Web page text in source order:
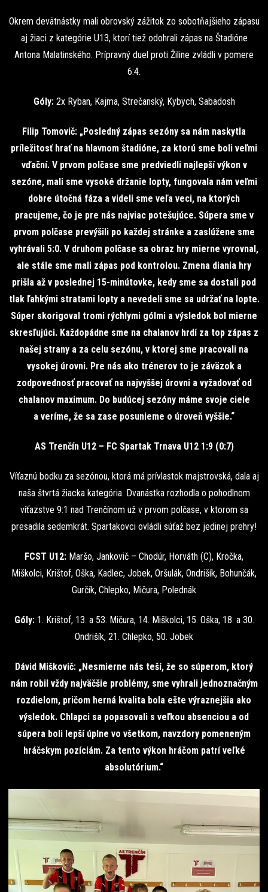
Okrem devätnástky mali obrovský zážitok zo sobotňajšieho zápasu
aj žiaci z kategórie U13, ktorí tiež odohrali zápas na Štadióne
Antona Malatinského. Prípravný duel proti Žiline zvládli v pomere
6:4.
Góly: 2x Ryban, Kajma, Strečanský, Kybych, Sabadosh
Filip Tomovič: „Posledný zápas sezóny sa nám naskytla
príležitosť hrať na hlavnom štadióne, za ktorú sme boli veľmi
vďační. V prvom polčase sme predviedli najlepší výkon v
sezóne, mali sme vysoké držanie lopty, fungovala nám veľmi
dobre útočná fáza a videli sme veľa veci, na ktorých
pracujeme, čo je pre nás najviac potešujúce. Súpera sme v
prvom polčase prevýšili po každej stránke a zaslúžene sme
vyhrávali 5:0. V druhom polčase sa obraz hry mierne vyrovnal,
ale stále sme mali zápas pod kontrolou. Zmena diania hry
prišla až v poslednej 15-minútovke, kedy sme sa dostali pod
tlak ľahkými stratami lopty a nevedeli sme sa udržať na lopte.
Súper skorigoval tromi rýchlymi gólmi a výsledok bol mierne
skresľujúci. Každopádne sme na chalanov hrdí za top zápas z
našej strany a za celu sezónu, v ktorej sme pracovali na
vysokej úrovni. Pre nás ako trénerov to je záväzok a
zodpovednosť pracovať na najvyššej úrovni a vyžadovať od
chalanov maximum. Do budúcej sezóny máme svoje ciele
a veríme, že sa zase posunieme o úroveň vyššie.“
AS Trenčín U12 – FC Spartak Trnava U12 1:9 (0:7)
Víťaznú bodku za sezónou, ktorá má prívlastok majstrovská, dala aj
naša štvrtá žiacka kategória. Dvanástka rozhodla o pohodlnom
víťazstve 9:1 nad Trenčínom už v prvom polčase, v ktorom sa
presadila sedemkrát. Spartakovci ovládli súťaž bez jedinej prehry!
FCST U12: Maršo, Jankovič – Chodúr, Horváth (C), Kročka,
Miškolci, Krištof, Oška, Kadlec, Jobek, Oršulák, Ondrišík, Bohunčák,
Gurčík, Chlepko, Mičura, Polednák
Góly: 1. Krištof, 13. a 53. Mičura, 14. Miškolci, 15. Oška, 18. a 30.
Ondrišík, 21. Chlepko, 50. Jobek
Dávid Miškovič: „Nesmierne nás teší, že so súperom, ktorý
nám robil vždy najväčšie problémy, sme vyhrali jednoznačným
rozdielom, pričom herná kvalita bola ešte výraznejšia ako
výsledok. Chlapci sa popasovali s veľkou absenciou a od
súpera boli lepší úplne vo všetkom, navzdory pomeneným
hráčskym pozíciám. Za tento výkon hráčom patrí veľké
absolutórium.“